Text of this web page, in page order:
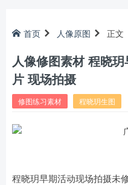
首页 人像原图 正文
人像修图素材 程晓
片 现场拍摄
修图练习素材 程晓玥生图
程晓玥早期活动现场拍摄未